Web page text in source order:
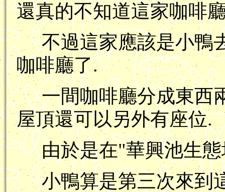
還真的不知道這家咖啡
不過這家應該是小鴨
咖啡廳了.
一間咖啡廳分成東西
屋頂還可以另外有座位.
由於是在"華興池生
小鴨算是第三次來到